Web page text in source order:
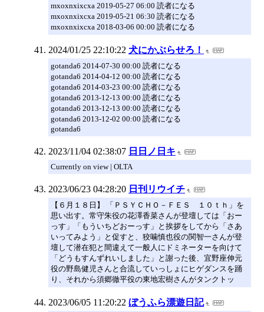
mxoxnxixcxa 2019-05-27 06:00 読者になる
mxoxnxixcxa 2019-05-21 06:30 読者になる
mxoxnxixcxa 2018-03-06 00:00 読者になる
2024/01/25 22:10:22 犬にかぶらせろ！
gotanda6 2014-07-30 00:00 読者になる
gotanda6 2014-04-12 00:00 読者になる
gotanda6 2014-03-23 00:00 読者になる
gotanda6 2013-12-13 00:00 読者になる
gotanda6 2013-12-13 00:00 読者になる
gotanda6 2013-12-02 00:00 読者になる
gotanda6
2023/11/04 02:38:07 日日ノ日キ
Currently on view | OLTA
2023/06/23 04:28:20 日刊リウイチ
【６月１８日】 「ＰＳＹＣＨＯ－ＦＥＳ １０ｔｈ」を
思い出す。常守朱役の花澤香菜さんが登壇しては「おー
っす」「もういちどおーっす」と挨拶をしてから「さあ
いってみよう」と促すと、狡噛慎也役の関智一さんが登
壇して潜在犯と間違えて一般人にドミネーターを向けて
「どうもすんずれいしました」と謝った後、宜野座伸元
役の野島健児さんと合流していっしょにヒゲダンスを踊
り、それから須郷徹平役の東地宏樹さんがタンクトッ
2023/06/05 11:20:22 ぼうふら漂遊日記